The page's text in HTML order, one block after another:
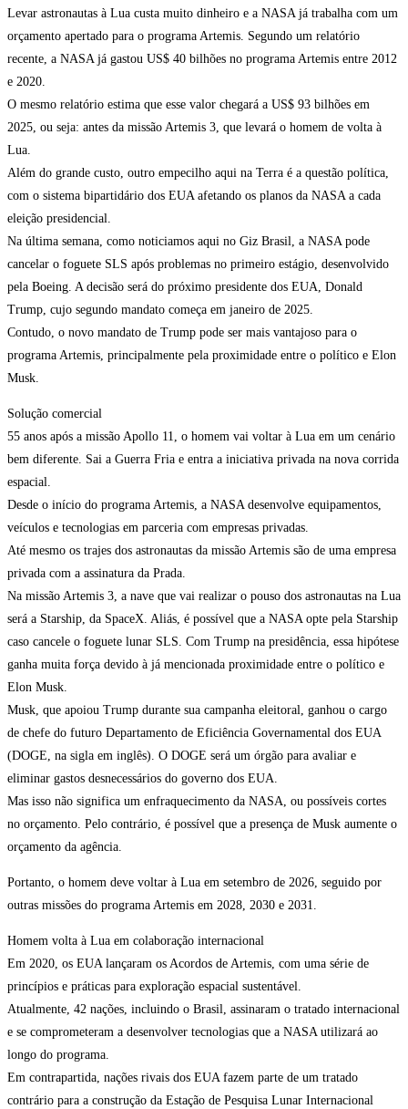
Levar astronautas à Lua custa muito dinheiro e a NASA já trabalha com um
orçamento apertado para o programa Artemis. Segundo um relatório
recente, a NASA já gastou US$ 40 bilhões no programa Artemis entre 2012
e 2020.
O mesmo relatório estima que esse valor chegará a US$ 93 bilhões em
2025, ou seja: antes da missão Artemis 3, que levará o homem de volta à
Lua.
Além do grande custo, outro empecilho aqui na Terra é a questão política,
com o sistema bipartidário dos EUA afetando os planos da NASA a cada
eleição presidencial.
Na última semana, como noticiamos aqui no Giz Brasil, a NASA pode
cancelar o foguete SLS após problemas no primeiro estágio, desenvolvido
pela Boeing. A decisão será do próximo presidente dos EUA, Donald
Trump, cujo segundo mandato começa em janeiro de 2025.
Contudo, o novo mandato de Trump pode ser mais vantajoso para o
programa Artemis, principalmente pela proximidade entre o político e Elon
Musk.
Solução comercial
55 anos após a missão Apollo 11, o homem vai voltar à Lua em um cenário
bem diferente. Sai a Guerra Fria e entra a iniciativa privada na nova corrida
espacial.
Desde o início do programa Artemis, a NASA desenvolve equipamentos,
veículos e tecnologias em parceria com empresas privadas.
Até mesmo os trajes dos astronautas da missão Artemis são de uma empresa
privada com a assinatura da Prada.
Na missão Artemis 3, a nave que vai realizar o pouso dos astronautas na Lua
será a Starship, da SpaceX. Aliás, é possível que a NASA opte pela Starship
caso cancele o foguete lunar SLS. Com Trump na presidência, essa hipótese
ganha muita força devido à já mencionada proximidade entre o político e
Elon Musk.
Musk, que apoiou Trump durante sua campanha eleitoral, ganhou o cargo
de chefe do futuro Departamento de Eficiência Governamental dos EUA
(DOGE, na sigla em inglês). O DOGE será um órgão para avaliar e
eliminar gastos desnecessários do governo dos EUA.
Mas isso não significa um enfraquecimento da NASA, ou possíveis cortes
no orçamento. Pelo contrário, é possível que a presença de Musk aumente o
orçamento da agência.
Portanto, o homem deve voltar à Lua em setembro de 2026, seguido por
outras missões do programa Artemis em 2028, 2030 e 2031.
Homem volta à Lua em colaboração internacional
Em 2020, os EUA lançaram os Acordos de Artemis, com uma série de
princípios e práticas para exploração espacial sustentável.
Atualmente, 42 nações, incluindo o Brasil, assinaram o tratado internacional
e se comprometeram a desenvolver tecnologias que a NASA utilizará ao
longo do programa.
Em contrapartida, nações rivais dos EUA fazem parte de um tratado
contrário para a construção da Estação de Pesquisa Lunar Internacional